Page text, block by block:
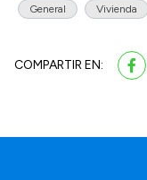
General Vivienda
COMPARTIR EN: